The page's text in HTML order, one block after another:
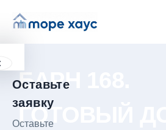
Оставьте
заявку
Оставьте
БАРН 168.
ГОТОВЫЙ